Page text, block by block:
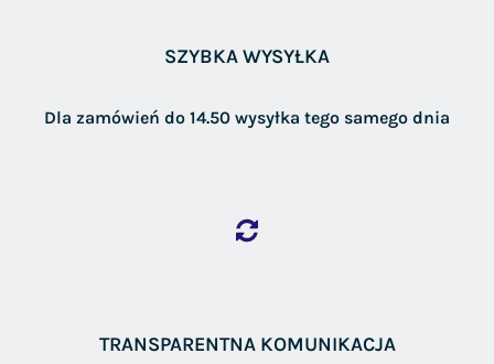
SZYBKA WYSYŁKA
Dla zamówień do 14.50 wysyłka tego samego dnia
TRANSPARENTNA KOMUNIKACJA